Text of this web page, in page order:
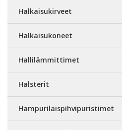
Halkaisukirveet
Halkaisukoneet
Hallilämmittimet
Halsterit
Hampurilaispihvipuristimet